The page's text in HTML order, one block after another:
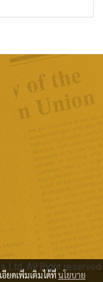
Ltd. All Right reserved.
ยดเพิ่มเติมได้ที่นโยบาย